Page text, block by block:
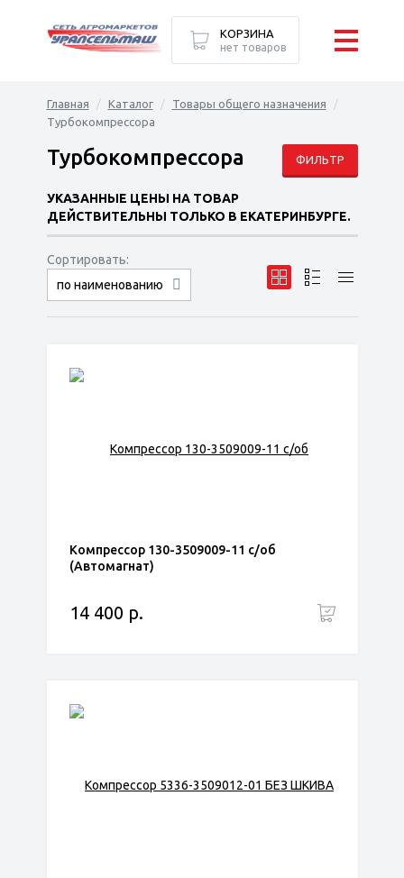
Главная Каталог
Товары общего назначения
Турбокомпрессора
ФИЛЬТР
Турбокомпрессора
УКАЗАННЫЕ ЦЕНЫ НА ТОВАР
ДЕЙСТВИТЕЛЬНЫ ТОЛЬКО В ЕКАТЕРИНБУРГЕ.
Сортировать:
по наименованию
сначала дешёвые
сначала дорогие
Компрессор 130-3509009-11 с/об
(Автомагнат)
14 400 р.
КОРЗИНА
нет товаров